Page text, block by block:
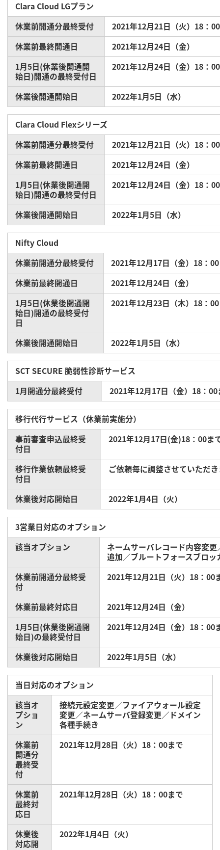
Clara Cloud LGプラン
休業前開通分最終受付
2021年12月21日（火）18：
休業前最終開通日
2021年12月24日（金）
1月5日(休業後開通開
始日)開通の最終受付日
2021年12月24日（金）18：
休業後開通開始日 2022年1月5日（水）
Clara Cloud Flexシリーズ
休業前開通分最終受付
2021年12月21日（火）18：
休業前最終開通日
2021年12月24日（金）
1月5日(休業後開通開
始日)開通の最終受付日
2021年12月24日（金）18：
休業後開通開始日 2022年1月5日（水）
Nifty Cloud
休業前開通分最終受付
2021年12月17日（金）18：
休業前最終開通日
2021年12月24日（金）
1月5日(休業後開通開
始日)開通の最終受付
日
2021年12月23日（木）18：
休業後開通開始日 2022年1月5日（水）
SCT SECURE 脆弱性診断サービス
1月開通分最終受付
2021年12月17日（金）18：00
移行代行サービス（休業前実施分）
事前審査申込最終受
付日
2021年12月17日(金)18：00ま
移行作業依頼最終受
付日
ご依頼毎に調整させていただ
休業後対応開始日 2022年1月4日（火）
3営業日対応のオプション
該当オプション
ネームサーバレコード内容変
追加／ブルートフォースブロ
休業前開通分最終受
付
2021年12月21日（火）18：00
休業前最終対応日
2021年12月24日（金）
1月5日(休業後開通開
始日)の最終受付日
2021年12月24日（金）18：00
休業後対応開始日 2022年1月5日（水）
当日対応のオプション
該当オ
プショ
ン
接続元設定変更／ファイアウォール設定
変更／ネームサーバ登録変更／ドメイン
各種手続き
休業前
開通分
最終受
付
2021年12月28日（火）18：00まで
休業前
最終対
応日
2021年12月28日（火）18：00まで
休業後
対応開
2022年1月4日（火）